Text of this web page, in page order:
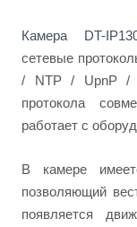
Камера DT-
сетевые
/ NTP / UpnP /
протокола
работает с
В камере
позволяющий
появляется